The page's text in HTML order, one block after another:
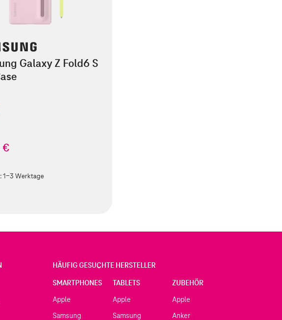
Galaxy Z Fold6 S
€
1-3 Werktage
HÄUFIG GESUCHTE HERSTELLER
SMARTPHONES
Apple
Samsung
TABLETS
Apple
Samsung
ZUBEHÖR
Apple
Anker